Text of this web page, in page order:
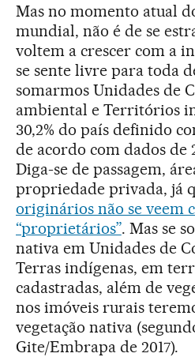
Mas no momento atual
mundial, não é de se
voltem a crescer com a
se sente livre para toda
somarmos Unidades de
ambiental e Territórios
30,2% do país definido
de acordo com dados de
Diga-se de passagem,
propriedade privada, já
originários não se veem
“proprietários”. Mas se
nativa em Unidades de
Terras indígenas, em
cadastradas, além de
nos imóveis rurais
vegetação nativa
Gite/Embrapa de 2017).